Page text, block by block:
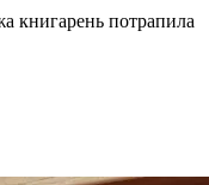
книгарень потрапила